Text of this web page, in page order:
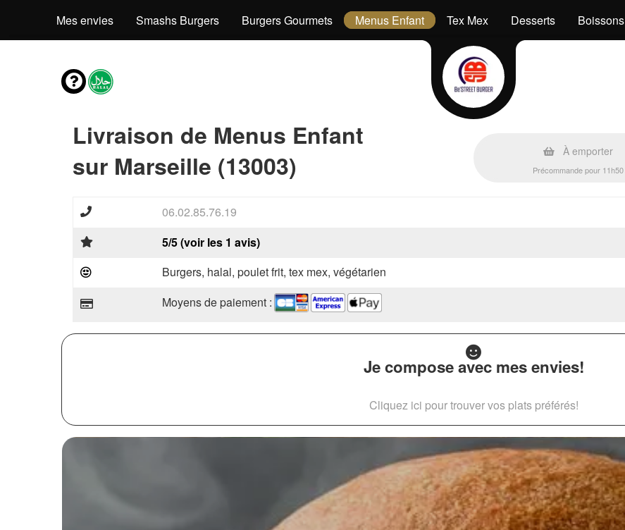
Mes envies Smashs Burgers Burgers Gourmets Menus Enfant Tex Mex Desserts Boissons
Livraison de Menus Enfant
sur Marseille (13003)
À emporter
Précommande pour 11h50
06.02.85.76.19
5/5 (voir les 1 avis)
Burgers, halal, poulet frit, tex mex, végétarien
Moyens de paiement :
Je compose avec mes envies!
Cliquez ici pour trouver vos plats préférés!